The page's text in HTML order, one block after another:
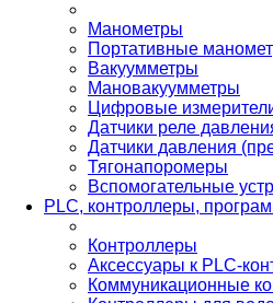
Манометры
Портативные
Вакуумметры
Мановакуумметры
Цифровые
Датчики реле
Датчики давления
Тягонапоромеры
Вспомогательные
PLС, контроллеры,
Контроллеры
Аксессуары к PLC-
Коммуникационные